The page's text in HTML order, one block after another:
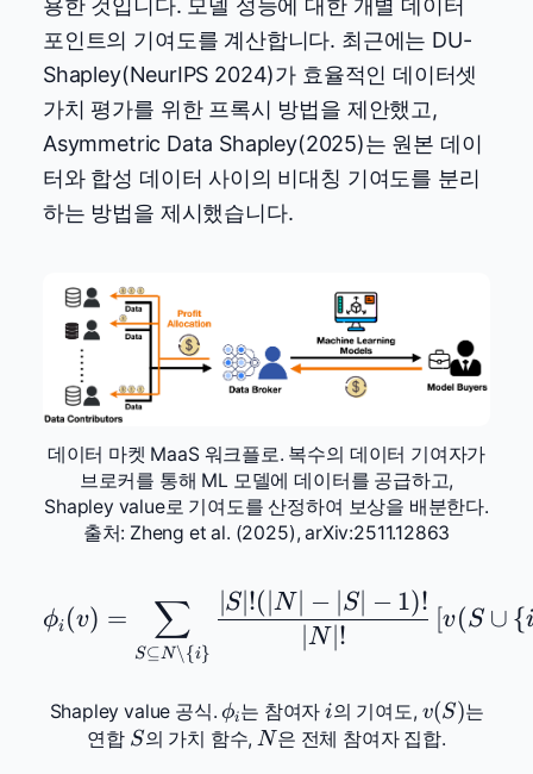
용한 것입니다. 모델 성능에 대한 개별 데이터
포인트의 기여도를 계산합니다. 최근에는 DU-
Shapley(NeurIPS 2024)가 효율적인 데이터셋
가치 평가를 위한 프록시 방법을 제안했고,
Asymmetric Data Shapley(2025)는 원본 데이
터와 합성 데이터 사이의 비대칭 기여도를 분리
하는 방법을 제시했습니다.
데이터 마켓 MaaS 워크플로. 복수의 데이터 기여자가
브로커를 통해 ML 모델에 데이터를 공급하고,
Shapley value로 기여도를 산정하여 보상을 배분한다.
출처: Zheng et al. (2025), arXiv:2511.12863
\phi_i(v) = \sum_{S
ϕi (v) =
S⊆N∖{i}
∑ N∣ !
∣S∣!(∣N∣ − ∣S∣ − 1)!
[v(S ∪ {
Shapley value 공식.\phi_i
ϕi는 참여자i
i의 기여도, v(S)
v(S)는
연합 S
S의 가치 함수,N
N은 전체 참여자 집합.